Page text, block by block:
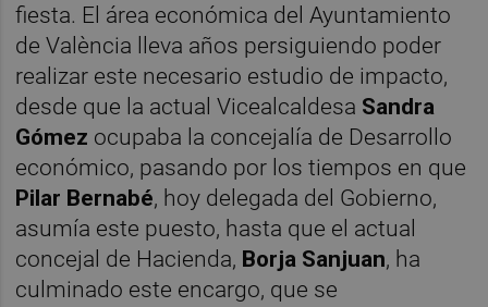
fiesta. El área económica del Ayuntamiento
de València lleva años persiguiendo poder
realizar este necesario estudio de impacto,
desde que la actual Vicealcaldesa Sandra
Gómez ocupaba la concejalía de Desarrollo
económico, pasando por los tiempos en que
Pilar Bernabé, hoy delegada del Gobierno,
asumía este puesto, hasta que el actual
concejal de Hacienda, Borja Sanjuan, ha
culminado este encargo, que se